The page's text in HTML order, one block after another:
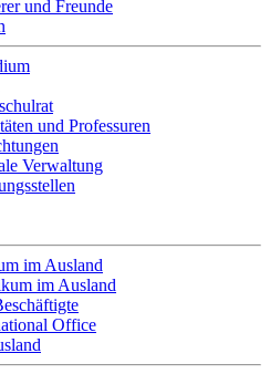
und Freunde
und Professuren
Verwaltung
im Ausland
im Ausland
Office